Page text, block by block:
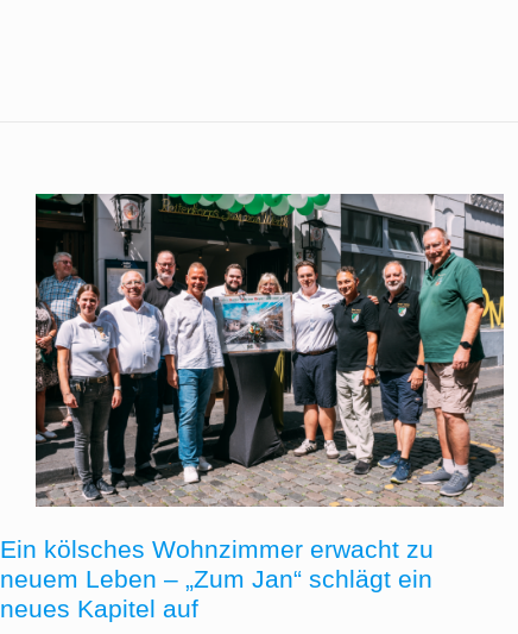
Ein kölsches Wohnzimmer erwacht zu
neuem Leben – „Zum Jan“ schlägt ein
neues Kapitel auf